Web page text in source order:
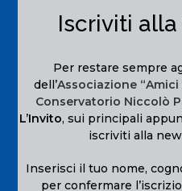
Iscriviti
Per restare sempre
dell’Associazione
Conservatorio Niccolò
L’Invito, sui principali
iscriviti alla
Inserisci il tuo nome,
per confermare